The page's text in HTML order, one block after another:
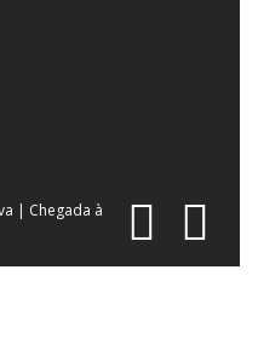
| Chegada à